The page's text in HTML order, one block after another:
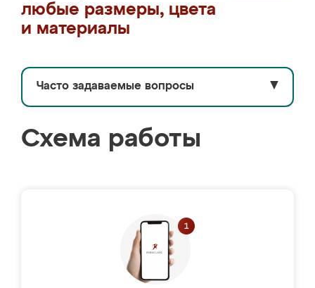
любые размеры, цвета
и материалы
Часто задаваемые вопросы ▼
Схема работы